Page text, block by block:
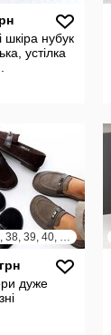
шкіра нубук
устілка
36, 37, 38, 39, 40, 41
дуже